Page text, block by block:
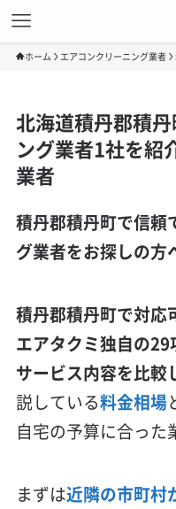
ホーム エアコンクリーニング業者
北海道積丹郡積
ング業者1社を紹
業者
積丹郡積丹町で信頼
グ業者をお探しの方
積丹郡積丹町で対応
エアタクミ独自の
サービス内容を比較
説している料金相場
自宅の予算に合った
まずは近隣の市町村